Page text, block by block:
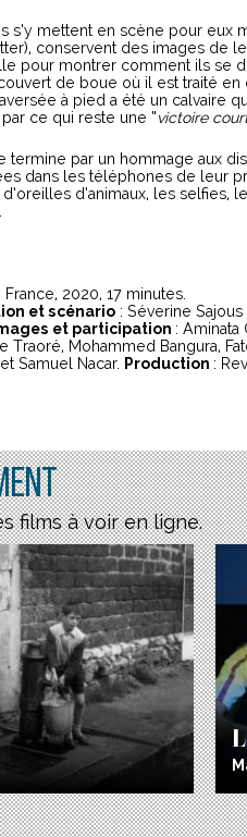
s’y mettent en scène pour eux
conservent des images de
pour montrer comment ils se
de boue où il est traité
à pied a été un calvaire
ce qui reste une “victoire
termine par un hommage aux
dans les téléphones de leur
d’animaux, les
France, 2020, 17 minutes.
et scénario : Séverine
et participation : Aminata
Traoré, Mohammed Bangura,
Samuel Nacar. Production :
films à voir en ligne.